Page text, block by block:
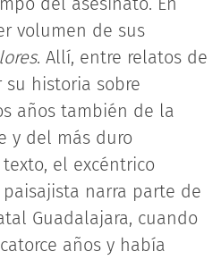
volumen de sus
. Allí, entre relatos de
su historia sobre
años también de la
y del más duro
el excéntrico
narra parte de
Guadalajara, cuando
años y había